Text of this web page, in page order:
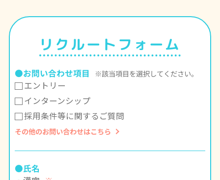
リクルートフォーム
●お問い合わせ項目 ※該当項目を選択してください。
エントリー
インターンシップ
採用条件等に関するご質問
その他のお問い合わせはこちら
●氏名